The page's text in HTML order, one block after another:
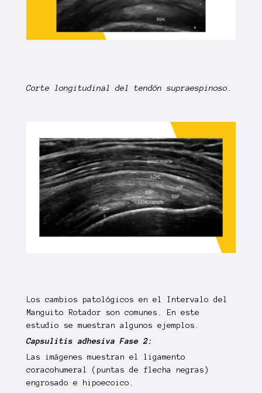
Corte longitudinal del tendón supraespinoso.
Los cambios patológicos en el Intervalo del
Manguito Rotador son comunes . En este
estudio se muestran algunos ejemplos.
Capsulitis adhesiva Fase 2:
Las imágenes muestran el ligamento
coracohumeral (puntas de flecha negras)
engrosado e hipoecoico.